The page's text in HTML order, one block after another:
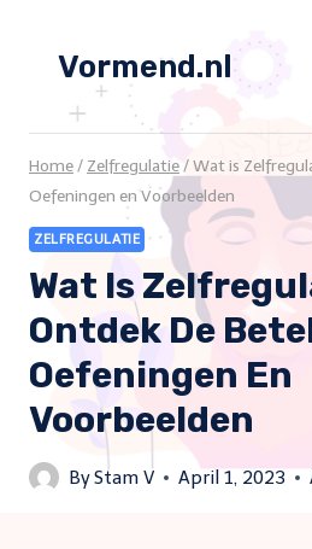
Vormend.nl
Home/ Zelfregulatie/Wat is
Oefeningen en Voorbeelden
ZELFREGULATIE
Wat Is
Ontdek De
Oefeningen En
Voorbeelden
ByStam V April 1, 2023